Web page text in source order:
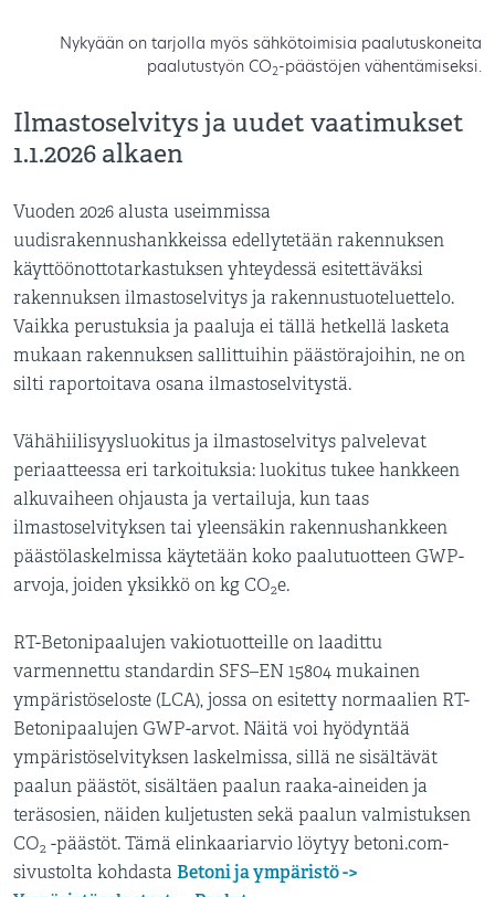
Nykyään on tarjolla myös sähkötoimisia paalutuskoneita
paalutustyön CO2-päästöjen vähentämiseksi.
Ilmastoselvitys ja uudet vaatimukset
1.1.2026 alkaen
Vuoden 2026 alusta useimmissa
uudisrakennushankkeissa edellytetään rakennuksen
käyttöönottotarkastuksen yhteydessä esitettäväksi
rakennuksen ilmastoselvitys ja rakennustuoteluettelo.
Vaikka perustuksia ja paaluja ei tällä hetkellä lasketa
mukaan rakennuksen sallittuihin päästörajoihin, ne on
silti raportoitava osana ilmastoselvitystä.
Vähähiilisyysluokitus ja ilmastoselvitys palvelevat
periaatteessa eri tarkoituksia: luokitus tukee hankkeen
alkuvaiheen ohjausta ja vertailuja, kun taas
ilmastoselvityksen tai yleensäkin rakennushankkeen
päästölaskelmissa käytetään koko paalutuotteen GWP-
arvoja, joiden yksikkö on kg CO2e.
RT-Betonipaalujen vakiotuotteille on laadittu
varmennettu standardin SFS–EN 15804 mukainen
ympäristöseloste (LCA), jossa on esitetty normaalien RT-
Betonipaalujen GWP-arvot. Näitä voi hyödyntää
ympäristöselvityksen laskelmissa, sillä ne sisältävät
paalun päästöt, sisältäen paalun raaka-aineiden ja
teräsosien, näiden kuljetusten sekä paalun valmistuksen
CO2 -päästöt. Tämä elinkaariarvio löytyy betoni.com-
sivustolta kohdasta Betoni ja ympäristö ->